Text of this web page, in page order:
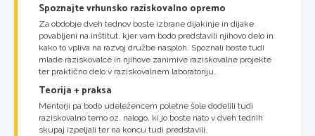
Spoznajte vrhunsko raziskovalno opremo
Za obdobje dveh tednov boste izbrane dijakinje in dijake
povabljeni na inštitut, kjer vam bodo predstavili njihovo delo in
kako to vpliva na razvoj družbe nasploh. Spoznali boste tudi
mlade raziskovalce in njihove zanimive raziskovalne projekte
ter praktično delo v raziskovalnem laboratoriju.
Teorija + praksa
Mentorji pa bodo udeležencem poletne šole dodelili tudi
raziskovalno temo oz. nalogo, ki jo boste nato v dveh tednih
skupaj izpeljali ter na koncu tudi predstavili.